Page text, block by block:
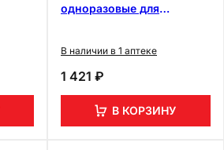
одноразовые для
В наличии в 1 аптеке
1 421 ₽
В КОРЗИНУ